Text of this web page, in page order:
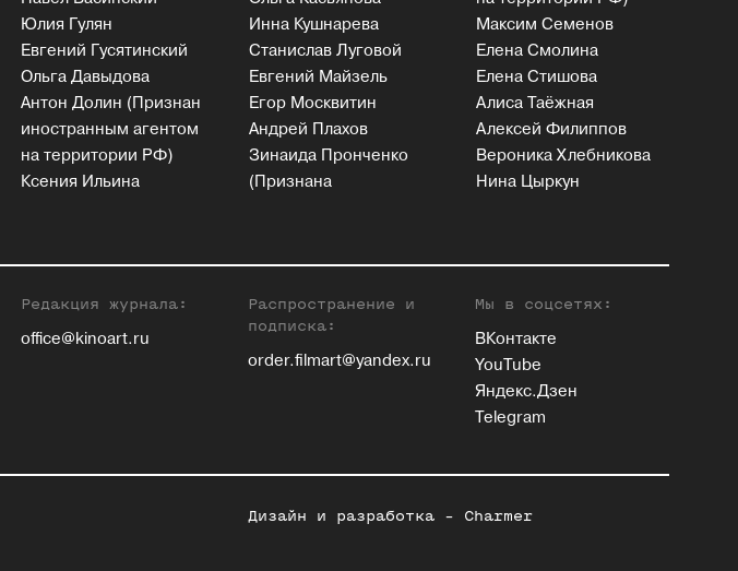
Юлия Гулян
Евгений Гусятинский
Ольга Давыдова
Антон Долин (Признан
иностранным агентом
на территории РФ)
Ксения Ильина
Инна Кушнарева
Станислав Луговой
Евгений Майзель
Егор Москвитин
Андрей Плахов
Зинаида Пронченко
(Признана
Максим Семенов
Елена Смолина
Елена Стишова
Алиса Таёжная
Алексей Филиппов
Вероника Хлебникова
Нина Цыркун
Редакция журнала:
office@kinoart.ru
Распространение и
подписка:
order.filmart@yandex.ru
Мы в соцсетях:
ВКонтакте
YouTube
Яндекс.Дзен
Telegram
Дизайн и разработка - Charmer